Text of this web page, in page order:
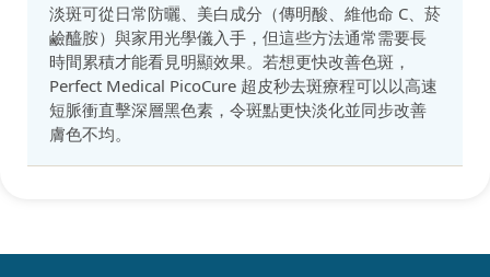
淡斑可從日常防曬、美白成分（傳明酸、維他命 C、菸
鹼醯胺）與家用光學儀入手，但這些方法通常需要長
時間累積才能看見明顯效果。若想更快改善色斑，
Perfect Medical PicoCure 超皮秒去斑療程可以以高速
短脈衝直擊深層黑色素，令斑點更快淡化並同步改善
膚色不均。